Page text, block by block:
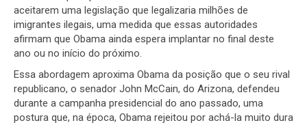
aceitarem uma legislação que legalizaria milhões de
imigrantes ilegais, uma medida que essas autoridades
afirmam que Obama ainda espera implantar no final deste
ano ou no início do próximo.
Essa abordagem aproxima Obama da posição que o seu rival
republicano, o senador John McCain, do Arizona, defendeu
durante a campanha presidencial do ano passado, uma
postura que, na época, Obama rejeitou por achá-la muito dura